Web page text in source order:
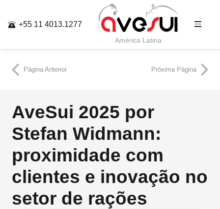
+55 11 4013.1277
América Latina
Página Anterior Próxima Página
AveSui 2025 por
Stefan Widmann:
proximidade com
clientes e inovação no
setor de rações